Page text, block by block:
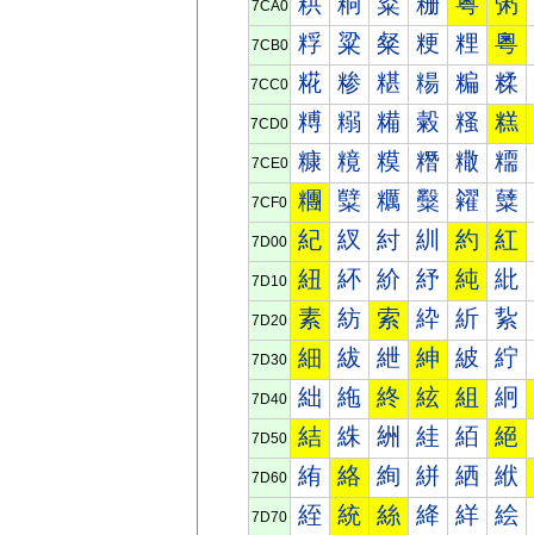
7CA0
7CB0 粰 粱 粲 粳 粴 粵
7CC0 糀 糁 糂 糃 糄 糅
7CD0 糐 糑 糒 糓 糔 糕
7CE0 糠 糡 糢 糣 糤 糥
7CF0 糰 糱 糲 糳 糴 糵
7D00 紀 紁 紂 紃 約 紅
7D10 紐 紑 紒 紓 純 紕
7D20 素 紡 索 紣 紤 紥
7D30 細 紱 紲 紳 紴 紵
7D40 絀 絁 終 絃 組 絅
7D50 結 絑 絒 絓 絔 絕
7D60 絠 絡 絢 絣 絤 絥
7D70 絰 統 絲 絳 絴 絵